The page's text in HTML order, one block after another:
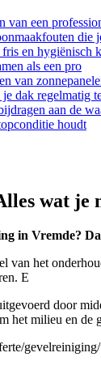
van een
die
en hygiënisch
als een pro
van
dak regelmatig
aan de
houdt
wat je
in Vremde?
van het
E
door
het milieu en de